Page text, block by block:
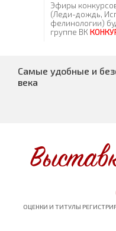
Самые удобные и
века
ОЦЕНКИ И ТИТУЛЫ